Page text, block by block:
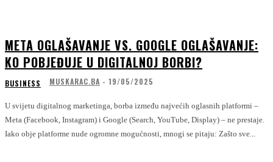
META OGLAŠAVANJE VS. GOOGLE OGLAŠAVANJE:
KO POBJEĐUJE U DIGITALNOJ BORBI?
BUSINESS MUSKARAC.BA - 19/05/2025
U svijetu digitalnog marketinga, borba između najvećih oglasnih platformi –
Meta (Facebook, Instagram) i Google (Search, YouTube, Display) – ne prestaje.
Iako obje platforme nude ogromne mogućnosti, mnogi se pitaju: Zašto sve...